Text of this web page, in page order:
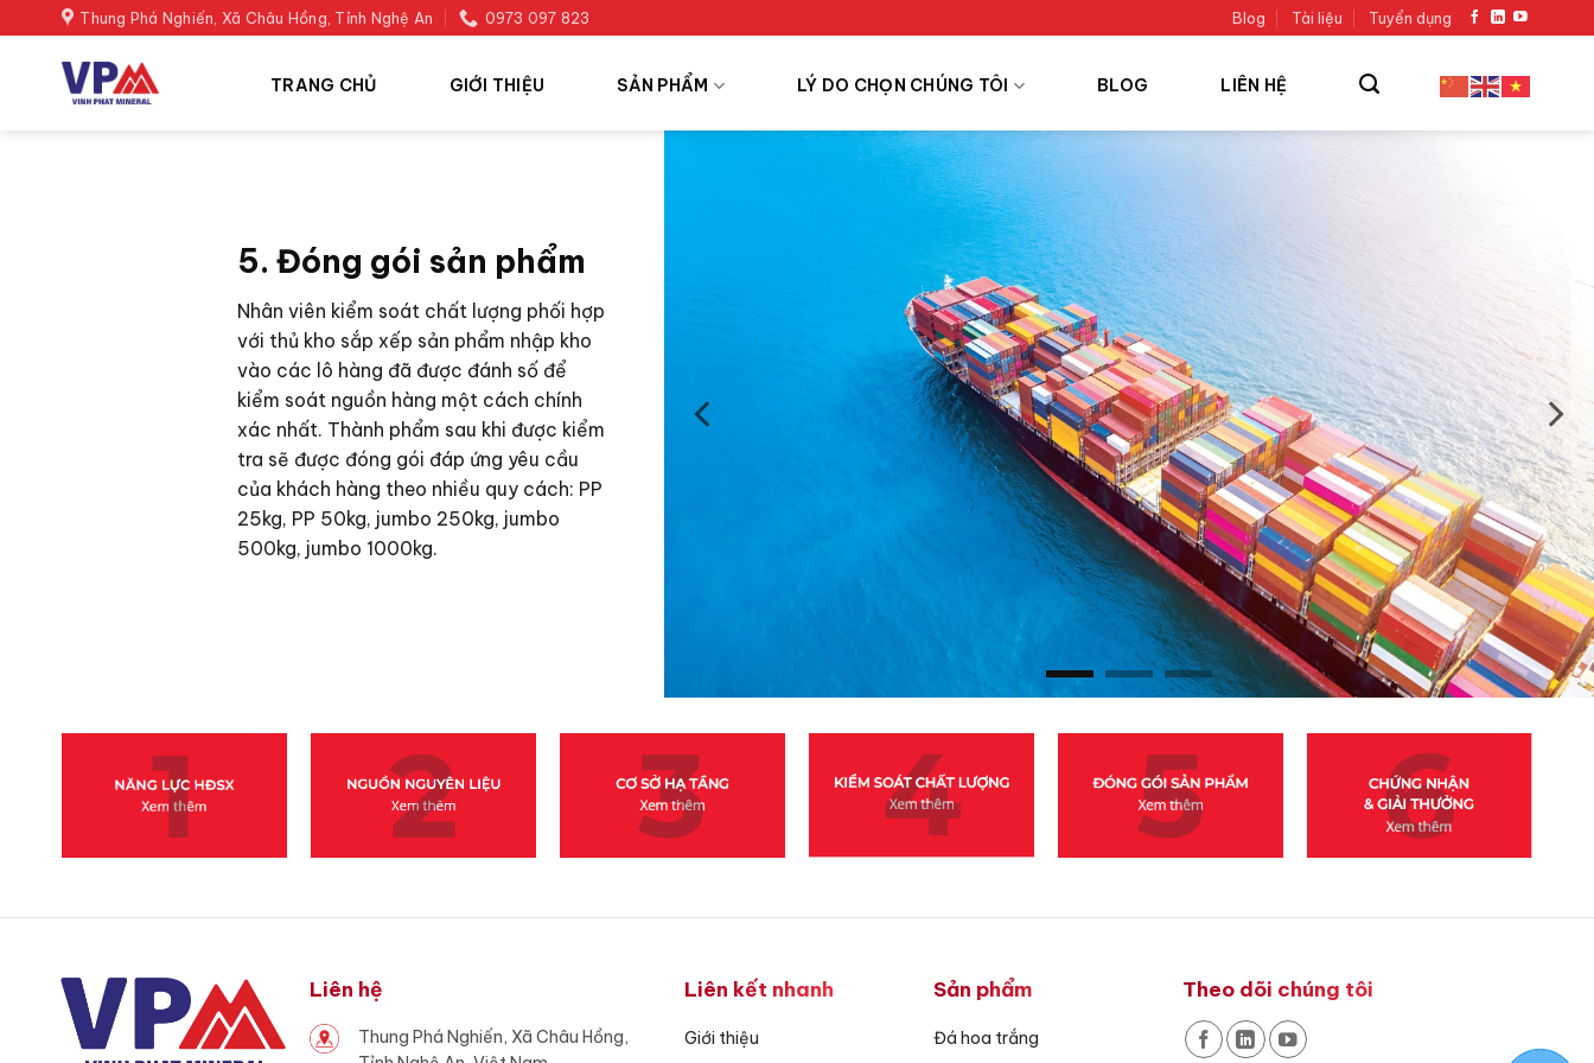
to
content
Thung Phá Nghiến, Xã Châu Hồng, Tỉnh Nghệ An 0973 097 823 Blog Tài liệu Tuyển dụng
TRANG CHỦ GIỚI THIỆU SẢN PHẨM LÝ DO CHỌN CHÚNG TÔI BLOG LIÊN HỆ
5. Đóng gói sản phẩm
Nhân viên kiểm soát chất lượng phối hợp
với thủ kho sắp xếp sản phẩm nhập kho
vào các lô hàng đã được đánh số để
kiểm soát nguồn hàng một cách chính
xác nhất. Thành phẩm sau khi được kiểm
tra sẽ được đóng gói đáp ứng yêu cầu
của khách hàng theo nhiều quy cách: PP
25kg, PP 50kg, jumbo 250kg, jumbo
500kg, jumbo 1000kg.
Liên hệ
Thung Phá Nghiến, Xã Châu Hồng,
Liên kết nhanh
Giới thiệu
Sản phẩm
Đá hoa trắng
Theo dõi chúng tôi